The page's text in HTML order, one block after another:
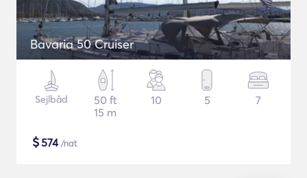
Bavaria 50 Cruiser
Sejlbåd
50 ft
15 m
10 5 7
$574/nat